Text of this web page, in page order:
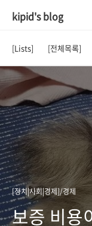
kipid's blog
[Lists] [전체목록]
[정치|사회|경제]/경제
보증 비용